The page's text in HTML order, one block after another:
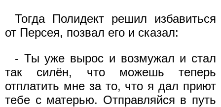
Тогда Полидект решил избавиться
от Персея, позвал его и сказал:
- Ты уже вырос и возмужал и стал
так силён, что можешь теперь
отплатить мне за то, что я дал приют
тебе с матерью. Отправляйся в путь